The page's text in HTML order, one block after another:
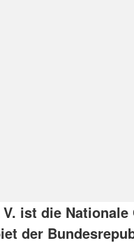
ist die
der